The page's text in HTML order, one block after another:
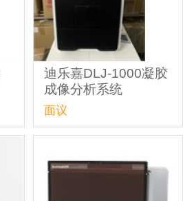
迪乐嘉DLJ-1000凝胶
成像分析系统
面议